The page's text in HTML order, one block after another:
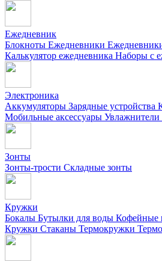
Ежедневник
Блокноты Ежедневники
Калькулятор ежедневника Наборы с
Электроника
Аккумуляторы Зарядные устройства
Мобильные аксессуары Увлажнители
Зонты
Зонты-трости Складные зонты
Кружки
Бокалы Бутылки для воды Кофейные
Кружки Стаканы Термокружки